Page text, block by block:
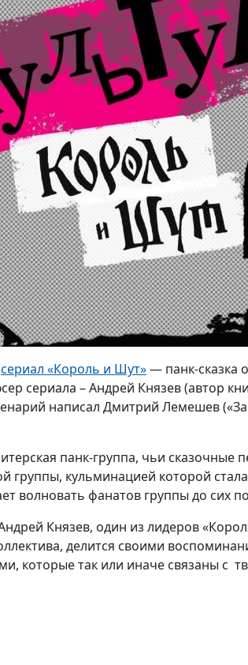
сериал «Король и Шут»— панк-сказка
сериала – Андрей Князев (автор
написал Дмитрий Лемешев
панк-группа, чьи сказочные
группы, кульминацией которой
волновать фанатов группы до сих
Князев, один из лидеров
делится своими
которые так или иначе связаны с